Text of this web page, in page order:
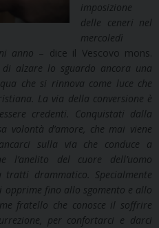
imposizione
delle ceneri nel
mercoledì
anno – dice il Vescovo mons.
alzare lo sguardo ancora una
che si rinnova come luce che
La via della conversione è
credenti. Conquistati dalla
volontà d’amore, che mai viene
sulla via che conduce a
l’anelito del cuore dell’uomo
tratti drammatico. Specialmente
opprime fino allo sgomento e allo
fratello che conosce il soffrire
per confortarci e darci